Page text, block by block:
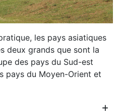
les pays asiatiques
deux grands que sont la
des pays du Sud-est
pays du Moyen-Orient et